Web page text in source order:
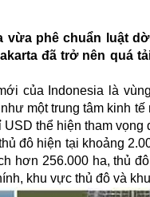
vừa phê chuẩn luật
đã trở nên
của Indonesia là
một trung tâm kinh
thể hiện tham
đô hiện tại khoảng
hơn 256.000 ha, thủ
khu vực thủ đô và